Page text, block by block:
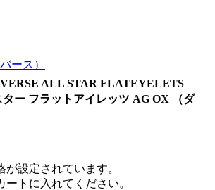
ース）
ALL STAR FLATEYELETS
ー フラットアイレッツ AG OX （ダ
が設定されています。
ートに入れてください。